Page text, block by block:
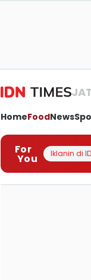
HomeFoodNews
For
You Iklanin di